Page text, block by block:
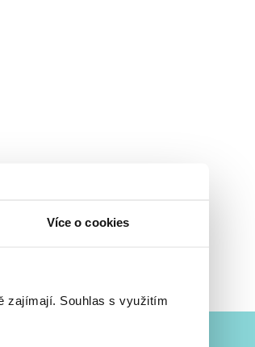
Více o cookies
zajímají. Souhlas s využitím